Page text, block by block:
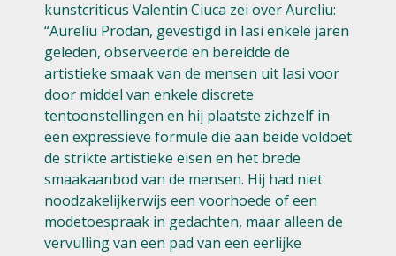
kunstcriticus Valentin Ciuca zei over Aureliu:
“Aureliu Prodan, gevestigd in Iasi enkele jaren
geleden, observeerde en bereidde de
artistieke smaak van de mensen uit Iasi voor
door middel van enkele discrete
tentoonstellingen en hij plaatste zichzelf in
een expressieve formule die aan beide voldoet
de strikte artistieke eisen en het brede
smaakaanbod van de mensen. Hij had niet
noodzakelijkerwijs een voorhoede of een
modetoespraak in gedachten, maar alleen de
vervulling van een pad van een eerlijke